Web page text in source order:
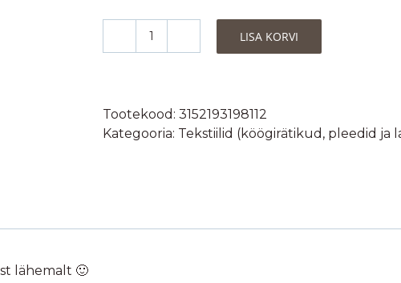
Coucke
Vin-
100%
LISA KORVI
Tootekood: 3152193198112
Kategooria: Tekstiilid (köögirätikud, pleedid ja
lähemalt 🙂